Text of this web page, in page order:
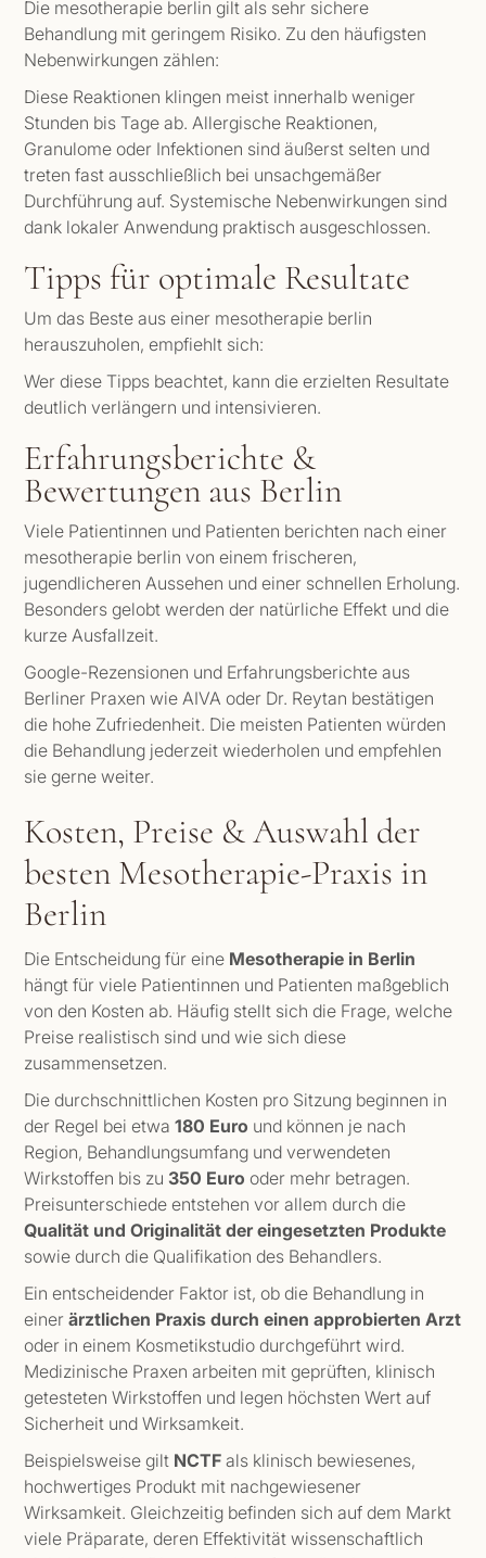
Die mesotherapie berlin gilt als sehr sichere
Behandlung mit geringem Risiko. Zu den häufigsten
Nebenwirkungen zählen:
Diese Reaktionen klingen meist innerhalb weniger
Stunden bis Tage ab. Allergische Reaktionen,
Granulome oder Infektionen sind äußerst selten und
treten fast ausschließlich bei unsachgemäßer
Durchführung auf. Systemische Nebenwirkungen sind
dank lokaler Anwendung praktisch ausgeschlossen.
Tipps für optimale Resultate
Um das Beste aus einer mesotherapie berlin
herauszuholen, empfiehlt sich:
Wer diese Tipps beachtet, kann die erzielten Resultate
deutlich verlängern und intensivieren.
Erfahrungsberichte &
Bewertungen aus Berlin
Viele Patientinnen und Patienten berichten nach einer
mesotherapie berlin von einem frischeren,
jugendlicheren Aussehen und einer schnellen Erholung.
Besonders gelobt werden der natürliche Effekt und die
kurze Ausfallzeit.
Google-Rezensionen und Erfahrungsberichte aus
Berliner Praxen wie AIVA oder Dr. Reytan bestätigen
die hohe Zufriedenheit. Die meisten Patienten würden
die Behandlung jederzeit wiederholen und empfehlen
sie gerne weiter.
Kosten, Preise & Auswahl der
besten Mesotherapie-Praxis in
Berlin
Die Entscheidung für eine Mesotherapie in Berlin
hängt für viele Patientinnen und Patienten maßgeblich
von den Kosten ab. Häufig stellt sich die Frage, welche
Preise realistisch sind und wie sich diese
zusammensetzen.
Die durchschnittlichen Kosten pro Sitzung beginnen in
der Regel bei etwa180 Euro und können je nach
Region, Behandlungsumfang und verwendeten
Wirkstoffen bis zu 350 Euro oder mehr betragen.
Preisunterschiede entstehen vor allem durch die
Qualität und Originalität der eingesetzten Produkte
sowie durch die Qualifikation des Behandlers.
Ein entscheidender Faktor ist, ob die Behandlung in
einerärztlichen Praxis durch einen approbierten Arzt
oder in einem Kosmetikstudio durchgeführt wird.
Medizinische Praxen arbeiten mit geprüften, klinisch
getesteten Wirkstoffen und legen höchsten Wert auf
Sicherheit und Wirksamkeit.
Beispielsweise gilt NCTF als klinisch bewiesenes,
hochwertiges Produkt mit nachgewiesener
Wirksamkeit. Gleichzeitig befinden sich auf dem Markt
viele Präparate, deren Effektivität wissenschaftlich